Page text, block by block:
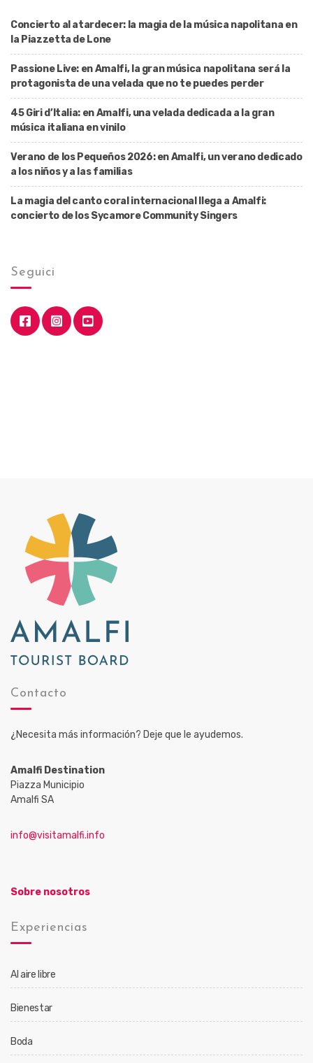
Concierto al atardecer: la magia de la música napolitana en
la Piazzetta de Lone
Passione Live: en Amalfi, la gran música napolitana será la
protagonista de una velada que no te puedes perder
45 Giri d’Italia: en Amalfi, una velada dedicada a la gran
música italiana en vinilo
Verano de los Pequeños 2026: en Amalfi, un verano dedicado
a los niños y a las familias
La magia del canto coral internacional llega a Amalfi:
concierto de los Sycamore Community Singers
Seguici
Contacto
¿Necesita más información? Deje que le ayudemos.
Amalfi Destination
Piazza Municipio
Amalfi SA
info@visitamalfi.info
Sobre nosotros
Experiencias
Al aire libre
Bienestar
Boda